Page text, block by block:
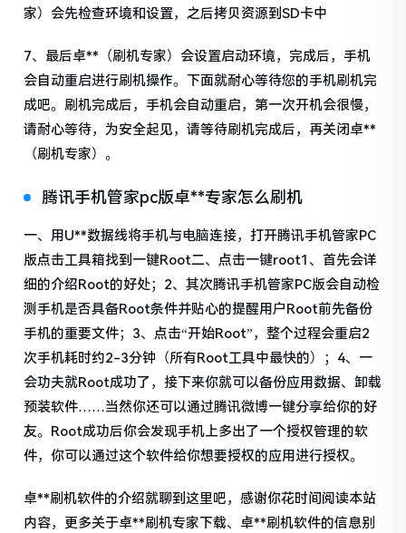
家）会先检查环境和设置，之后拷贝资源到SD卡中
7、最后卓**（刷机专家）会设置启动环境，完成后，手机
会自动重启进行刷机操作。下面就耐心等待您的手机刷机完
成吧。刷机完成后，手机会自动重启，第一次开机会很慢，
请耐心等待，为安全起见，请等待刷机完成后，再关闭卓**
（刷机专家）。
腾讯手机管家pc版卓**专家怎么刷机
一、用U**数据线将手机与电脑连接，打开腾讯手机管家PC
版点击工具箱找到一键Root二、点击一键root1、首先会详
细的介绍Root的好处；2、其次腾讯手机管家PC版会自动检
测手机是否具备Root条件并贴心的提醒用户Root前先备份
手机的重要文件；3、点击“开始Root”，整个过程会重启2
次手机耗时约2-3分钟（所有Root工具中最快的）；4、一
会功夫就Root成功了，接下来你就可以备份应用数据、卸载
预装软件……当然你还可以通过腾讯微博一键分享给你的好
友。Root成功后你会发现手机上多出了一个授权管理的软
件，你可以通过这个软件给你想要授权的应用进行授权。
卓**刷机软件的介绍就聊到这里吧，感谢你花时间阅读本站
内容，更多关于卓**刷机专家下载、卓**刷机软件的信息别